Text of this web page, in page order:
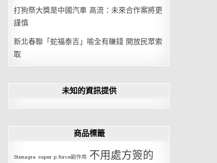
打狗祭大獎是中國汽車 高流：未來合作案將更
謹慎
新北春聯「蛇福泰吉」喻全有賺錢 開放民眾索
取
未知的資訊提供
商品標籤
Stenagra super p force副作用 不用處方簽的